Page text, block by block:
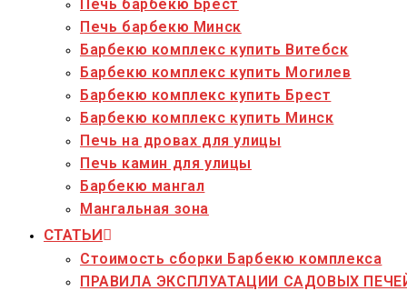
Печь барбекю Брест
Печь барбекю Минск
Барбекю комплекс купить Витебск
Барбекю комплекс купить Могилев
Барбекю комплекс купить Брест
Барбекю комплекс купить Минск
Печь на дровах для улицы
Печь камин для улицы
Барбекю мангал
Мангальная зона
СТАТЬИ
Стоимость сборки Барбекю комплекса
ПРАВИЛА ЭКСПЛУАТАЦИИ САДОВЫХ